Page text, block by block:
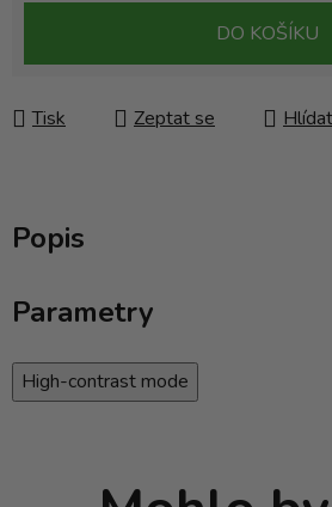
DO KOŠÍKU
Tisk Zeptat se Hlídat
Popis
Parametry
High-contrast mode